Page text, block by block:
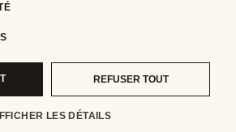
REFUSER TOUT
LES DÉTAILS